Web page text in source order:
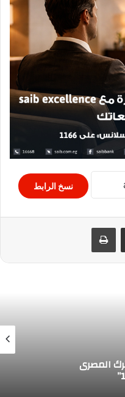
نسخ الرابط
مشاركة عبر البريد طباعة
المصرى